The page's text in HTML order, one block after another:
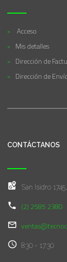
Acceso
Mis detalles
Dirección de
Dirección de
CONTÁCTANOS
San Isidro 1745,
(2) 2585 2380
8:30 - 17:30